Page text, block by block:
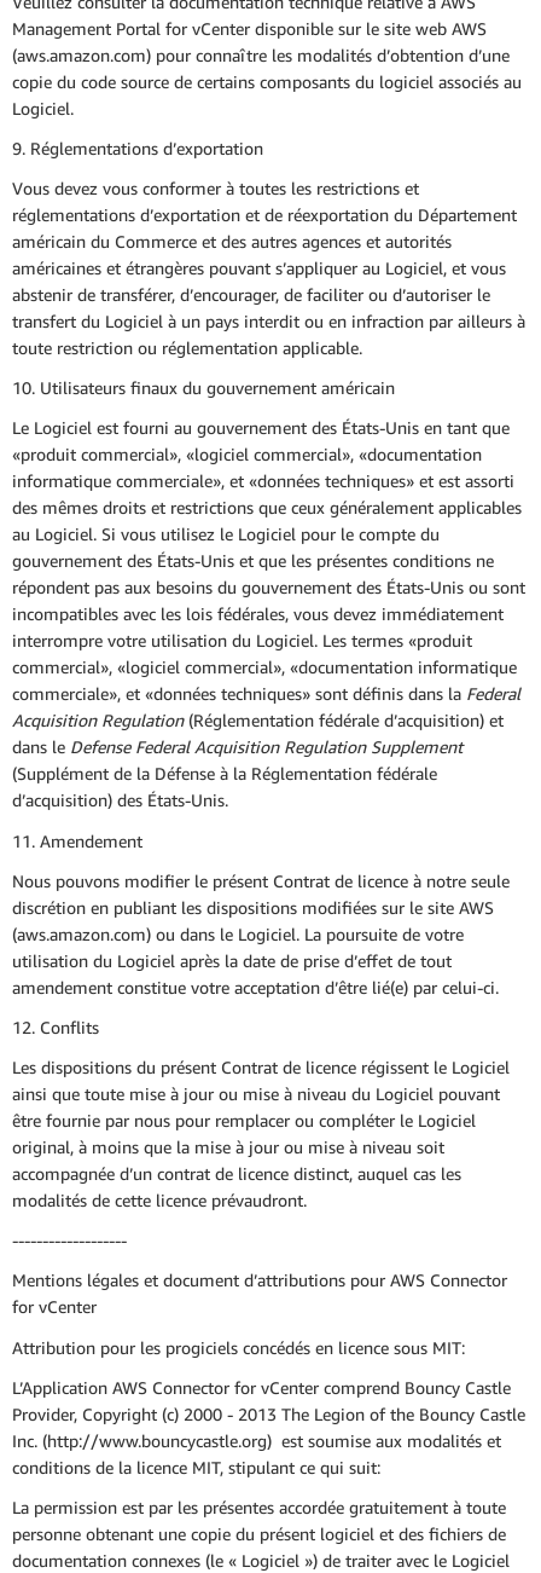
Management Portal for vCenter disponible sur le site web AWS
(aws.amazon.com) pour connaître les modalités d’obtention d’une
copie du code source de certains composants du logiciel associés au
Logiciel.
9. Réglementations d’exportation
Vous devez vous conformer à toutes les restrictions et
réglementations d’exportation et de réexportation du Département
américain du Commerce et des autres agences et autorités
américaines et étrangères pouvant s’appliquer au Logiciel, et vous
abstenir de transférer, d’encourager, de faciliter ou d’autoriser le
transfert du Logiciel à un pays interdit ou en infraction par ailleurs à
toute restriction ou réglementation applicable.
10. Utilisateurs finaux du gouvernement américain
Le Logiciel est fourni au gouvernement des États-Unis en tant que
«produit commercial», «logiciel commercial», «documentation
informatique commerciale», et «données techniques» et est assorti
des mêmes droits et restrictions que ceux généralement applicables
au Logiciel. Si vous utilisez le Logiciel pour le compte du
gouvernement des États-Unis et que les présentes conditions ne
répondent pas aux besoins du gouvernement des États-Unis ou sont
incompatibles avec les lois fédérales, vous devez immédiatement
interrompre votre utilisation du Logiciel. Les termes «produit
commercial», «logiciel commercial», «documentation informatique
commerciale», et «données techniques» sont définis dans la Federal
Acquisition Regulation(Réglementation fédérale d’acquisition) et
dans le Defense Federal Acquisition Regulation Supplement
(Supplément de la Défense à la Réglementation fédérale
d’acquisition) des États-Unis.
11. Amendement
Nous pouvons modifier le présent Contrat de licence à notre seule
discrétion en publiant les dispositions modifiées sur le site AWS
(aws.amazon.com) ou dans le Logiciel. La poursuite de votre
utilisation du Logiciel après la date de prise d’effet de tout
amendement constitue votre acceptation d’être lié(e) par celui-ci.
12. Conflits
Les dispositions du présent Contrat de licence régissent le Logiciel
ainsi que toute mise à jour ou mise à niveau du Logiciel pouvant
être fournie par nous pour remplacer ou compléter le Logiciel
original, à moins que la mise à jour ou mise à niveau soit
accompagnée d’un contrat de licence distinct, auquel cas les
modalités de cette licence prévaudront.
-------------------
Mentions légales et document d’attributions pour AWS Connector
for vCenter
Attribution pour les progiciels concédés en licence sous MIT:
L’Application AWS Connector for vCenter comprend Bouncy Castle
Provider, Copyright (c) 2000 - 2013 The Legion of the Bouncy Castle
Inc. (http://www.bouncycastle.org) est soumise aux modalités et
conditions de la licence MIT, stipulant ce qui suit:
La permission est par les présentes accordée gratuitement à toute
personne obtenant une copie du présent logiciel et des fichiers de
documentation connexes (le « Logiciel ») de traiter avec le Logiciel